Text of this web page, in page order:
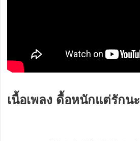
เนื้อเพลง ดื้อหนักแต่รักนะ